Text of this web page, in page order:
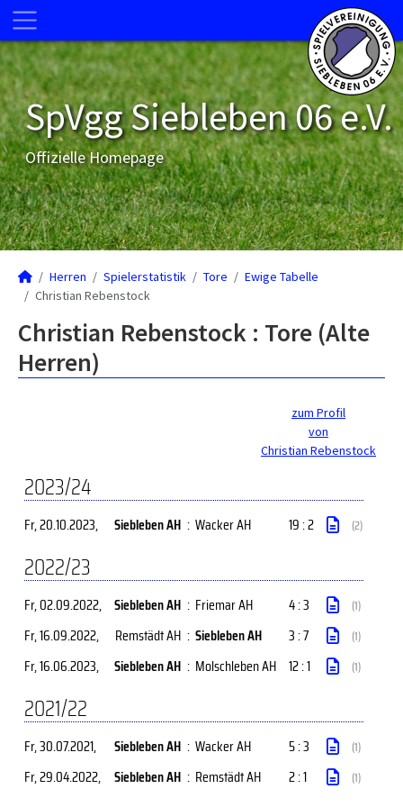
SpVgg Siebleben 06 e.V.
Offizielle Homepage
Herren Spielerstatistik Tore
Ewige Tabelle
Christian Rebenstock
Christian Rebenstock : Tore (Alte
Herren)
zum Profil
von
Christian Rebenstock
2023/24
Fr, 20.10.2023, Siebleben AH : Wacker AH 19 : 2 (2)
2022/23
Fr, 02.09.2022, Siebleben AH : Friemar AH 4 : 3 (1)
Fr, 16.09.2022, Remstädt AH : Siebleben AH 3 : 7 (1)
Fr, 16.06.2023, Siebleben AH : Molschleben AH 12 : 1 (1)
2021/22
Fr, 30.07.2021, Siebleben AH : Wacker AH 5 : 3 (1)
Fr, 29.04.2022, Siebleben AH : Remstädt AH 2 : 1 (1)